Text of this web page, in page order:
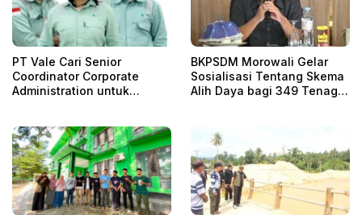
PT Vale Cari Senior
Coordinator Corporate
Administration untuk
BKPSDM Morowali Gelar
Sosialisasi Tentang Skema
Alih Daya bagi 349 Tenaga